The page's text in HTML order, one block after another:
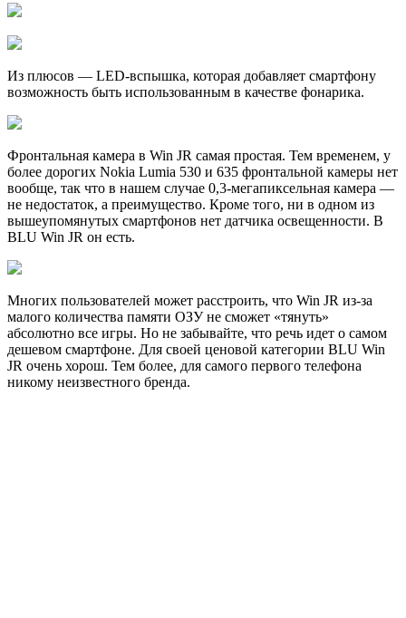
Из плюсов — LED-вспышка, которая добавляет смартфону
возможность быть использованным в качестве фонарика.
Фронтальная камера в Win JR самая простая. Тем временем, у
более дорогих Nokia Lumia 530 и 635 фронтальной камеры нет
вообще, так что в нашем случае 0,3-мегапиксельная камера —
не недостаток, а преимущество. Кроме того, ни в одном из
вышеупомянутых смартфонов нет датчика освещенности. В
BLU Win JR он есть.
Многих пользователей может расстроить, что Win JR из-за
малого количества памяти ОЗУ не сможет «тянуть»
абсолютно все игры. Но не забывайте, что речь идет о самом
дешевом смартфоне. Для своей ценовой категории BLU Win
JR очень хорош. Тем более, для самого первого телефона
никому неизвестного бренда.